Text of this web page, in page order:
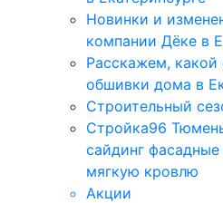
Новинки и
компании Дёке в
Расскажем, какой
обшивки дома в
Строительный
Стройка96
сайдинг
мягкую кровлю
Акции